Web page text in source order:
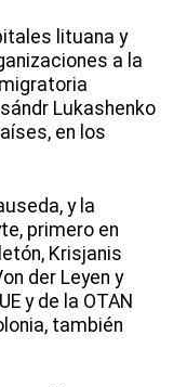
lituana y
a la
Lukashenko
en los
y la
primero en
Krisjanis
der Leyen y
y de la OTAN
también